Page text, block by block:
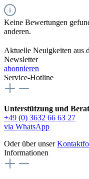
Keine Bewertungen
anderen.
Aktuelle Neuigkeiten aus
Newsletter
abonnieren
Service-Hotline
Unterstützung und
+49 (0) 3632 66 63 27
via WhatsApp
Oder über unser
Informationen